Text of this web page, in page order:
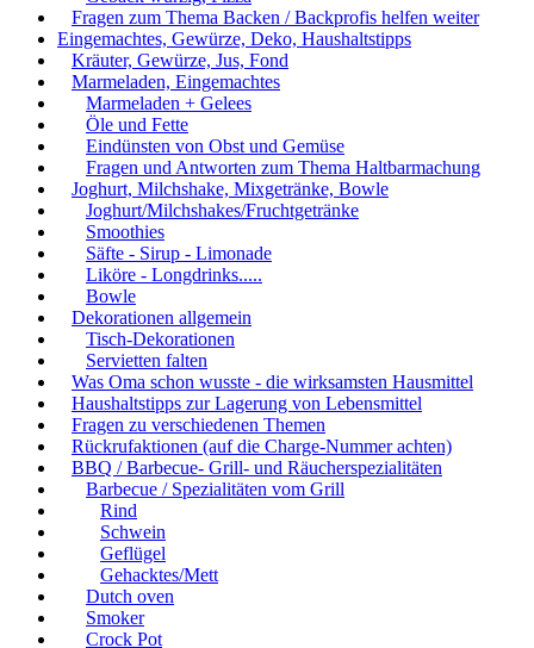
Fragen zum Thema Backen / Backprofis helfen weiter
Eingemachtes, Gewürze, Deko, Haushaltstipps
Kräuter, Gewürze, Jus, Fond
Marmeladen, Eingemachtes
Marmeladen + Gelees
Öle und Fette
Eindünsten von Obst und Gemüse
Fragen und Antworten zum Thema Haltbarmachung
Joghurt, Milchshake, Mixgetränke, Bowle
Joghurt/Milchshakes/Fruchtgetränke
Smoothies
Säfte - Sirup - Limonade
Liköre - Longdrinks.....
Bowle
Dekorationen allgemein
Tisch-Dekorationen
Servietten falten
Was Oma schon wusste - die wirksamsten Hausmittel
Haushaltstipps zur Lagerung von Lebensmittel
Fragen zu verschiedenen Themen
Rückrufaktionen (auf die Charge-Nummer achten)
BBQ / Barbecue- Grill- und Räucherspezialitäten
Barbecue / Spezialitäten vom Grill
Rind
Schwein
Geflügel
Gehacktes/Mett
Dutch oven
Smoker
Crock Pot